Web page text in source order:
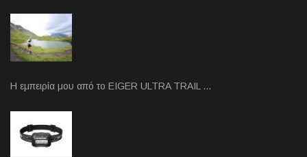
Η εμπειρία μου από το EIGER ULTRA TRAIL …